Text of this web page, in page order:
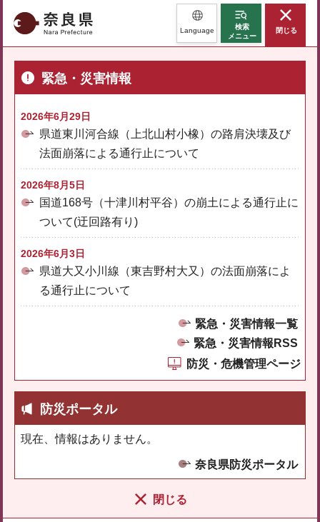
奈良県 Language
検索
メニュー
閉じる
緊急・災害情報
2026年6月29日
県道東川河合線（上北山村小橡）の路肩決壊及び
法面崩落による通行止について
2026年8月5日
国道168号（十津川村平谷）の崩土による通行止に
ついて(迂回路有り)
2026年6月3日
県道大又小川線（東吉野村大又）の法面崩落によ
る通行止について
緊急・災害情報一覧
緊急・災害情報RSS
防災・危機管理ページ
防災ポータル
現在、情報はありません。
奈良県防災ポータル
閉じる